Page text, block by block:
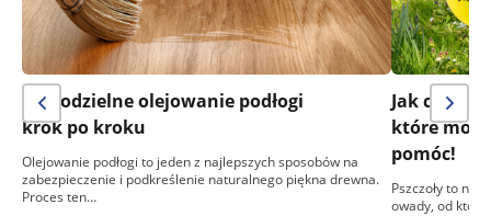
Samodzielne olejowanie podłogi
krok po kroku
Olejowanie podłogi to jeden z najlepszych sposobów na
zabezpieczenie i podkreślenie naturalnego piękna drewna.
Proces ten…
Jak
które
pomóc!
Pszczoły to nie
owady, od